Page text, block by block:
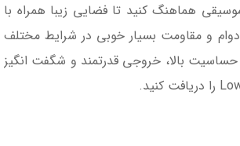
هماهنگ کنید تا فضایی زیبا همراه با
و مقاومت بسیار خوبی در شرایط مختلف
توییتر 69.8 میلی متری با کمترین میزان نویز و دو درایور 203 میلی متری با حساسیت بالا، خروجی قدرتمند و شگفت انگیز